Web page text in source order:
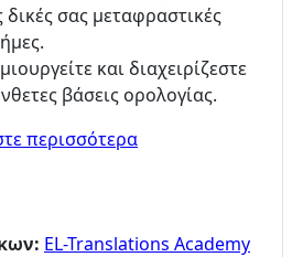
δικές σας μεταφραστικές
.
και διαχειρίζεστε
βάσεις ορολογίας.
περισσότερα
EL-Translations Academy